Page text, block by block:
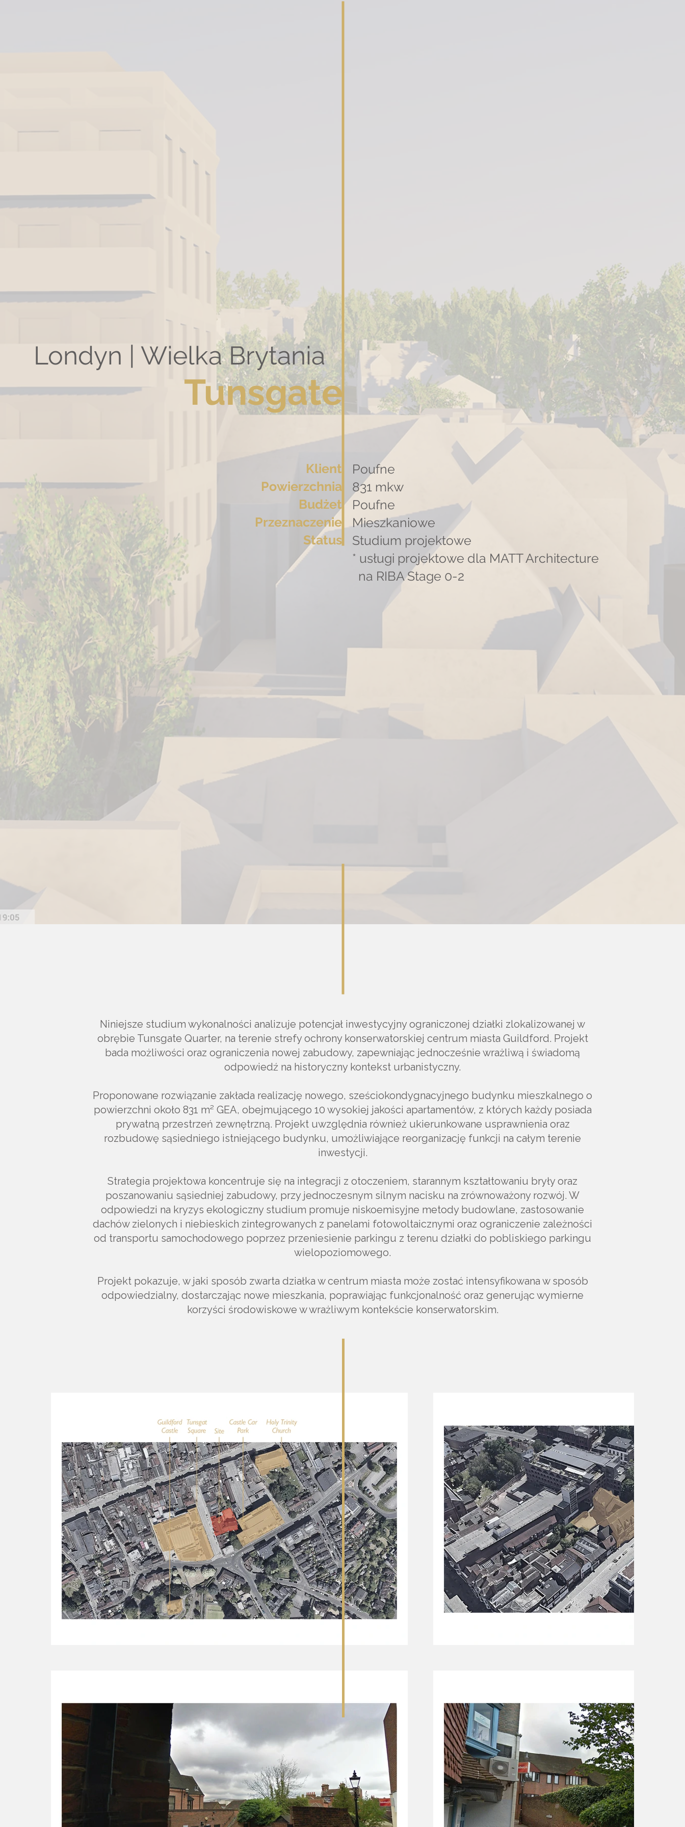
Niniejsze studium wykonalności analizuje potencjał inwestycyjny ograniczonej działki zlokalizowanej w
obrębie Tunsgate Quarter, na terenie strefy ochrony konserwatorskiej centrum miasta Guildford. Projekt
bada możliwości oraz ograniczenia nowej zabudowy, zapewniając jednocześnie wrażliwą i świadomą
odpowiedź na historyczny kontekst urbanistyczny.
Proponowane rozwiązanie zakłada realizację nowego, sześciokondygnacyjnego budynku mieszkalnego o
powierzchni około 831 m² GEA, obejmującego 10 wysokiej jakości apartamentów, z których każdy posiada
prywatną przestrzeń zewnętrzną. Projekt uwzględnia również ukierunkowane usprawnienia oraz
rozbudowę sąsiedniego istniejącego budynku, umożliwiające reorganizację funkcji na całym terenie
inwestycji.
Strategia projektowa koncentruje się na integracji z otoczeniem, starannym kształtowaniu bryły oraz
poszanowaniu sąsiedniej zabudowy, przy jednoczesnym silnym nacisku na zrównoważony rozwój. W
odpowiedzi na kryzys ekologiczny studium promuje niskoemisyjne metody budowlane, zastosowanie
dachów zielonych i niebieskich zintegrowanych z panelami fotowoltaicznymi oraz ograniczenie zależności
od transportu samochodowego poprzez przeniesienie parkingu z terenu działki do pobliskiego parkingu
wielopoziomowego.
Projekt pokazuje, w jaki sposób zwarta działka w centrum miasta może zostać intensyfikowana w sposób
odpowiedzialny, dostarczając nowe mieszkania, poprawiając funkcjonalność oraz generując wymierne
korzyści środowiskowe w wrażliwym kontekście konserwatorskim.
Londyn | Wielka Brytania
Tunsgate
Klient
Powierzchnia
Budżet
Przeznaczenie
Status
Poufne
831 mkw
Poufne
Mieszkaniowe
Studium projektowe
* usługi projektowe dla MATT Architecture
na RIBA Stage 0-2